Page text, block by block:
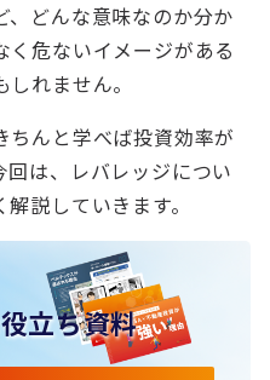
どんな意味なのか分か
く危ないイメージがある
れません。
ちんと学べば投資効率が
は、レバレッジについ
説していきます。
立ち資料